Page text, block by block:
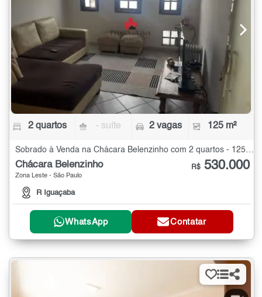
2 quartos - suíte 2 vagas 125 m²
Sobrado à Venda na Chácara Belenzinho com 2 quartos - 125 m²
Chácara Belenzinho
Zona Leste - São Paulo
R Iguaçaba
R$ 530.000
WhatsApp Contatar